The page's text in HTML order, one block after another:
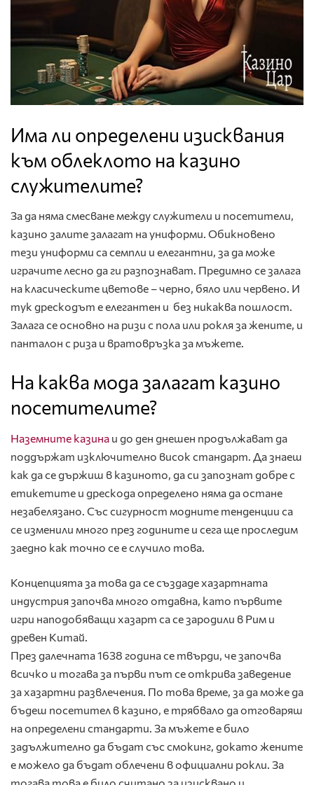
Има ли определени изисквания
към облеклото на казино
служителите?
За да няма смесване между служители и посетители,
казино залите залагат на униформи. Обикновено
тези униформи са семпли и елегантни, за да може
играчите лесно да ги разпознават. Предимно се залага
на класическите цветове – черно, бяло или червено. И
тук дрескодът е елегантен и без никаква пошлост.
Залага се основно на ризи с пола или рокля за жените, и
панталон с риза и вратовръзка за мъжете.
На каква мода залагат казино
посетителите?
Наземните казина и до ден днешен продължават да
поддържат изключително висок стандарт. Да знаеш
как да се държиш в казиното, да си запознат добре с
етикетите и дрескода определено няма да остане
незабелязано. Със сигурност модните тенденции са
се изменили много през годините и сега ще проследим
заедно как точно се е случило това.
Концепцията за това да се създаде хазартната
индустрия започва много отдавна, като първите
игри наподобяващи хазарт са се зародили в Рим и
древен Китай.
През далечната 1638 година се твърди, че започва
всичко и тогава за първи път се открива заведение
за хазартни развлечения. По това време, за да може да
бъдеш посетител в казино, е трябвало да отговаряш
на определени стандарти. За мъжете е било
задължително да бъдат със смокинг, докато жените
е можело да бъдат облечени в официални рокли. За